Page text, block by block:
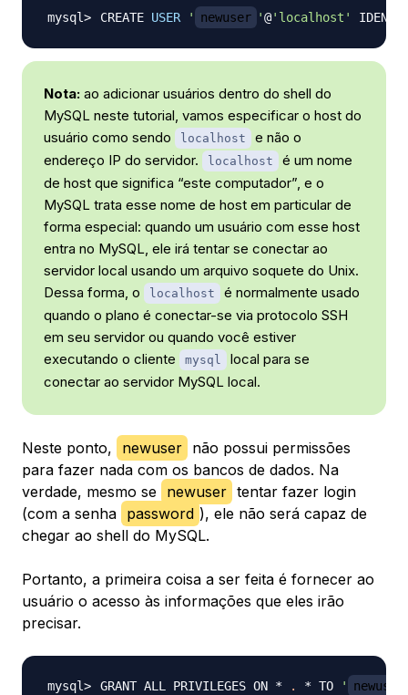
CREATE USER ' newuser '@'localhost'
Nota: ao adicionar usuários dentro do shell do
MySQL neste tutorial, vamos especificar o host do
usuário como sendo
localhost
e não o
endereço IP do servidor.
localhost
é um nome
de host que significa “este computador”, e o
MySQL trata esse nome de host em particular de
forma especial: quando um usuário com esse host
entra no MySQL, ele irá tentar se conectar ao
servidor local usando um arquivo soquete do Unix.
Dessa forma, o
localhost
é normalmente usado
quando o plano é conectar-se via protocolo SSH
em seu servidor ou quando você estiver
executando o cliente
mysql
local para se
conectar ao servidor MySQL local.
Neste ponto, newuser não possui permissões
para fazer nada com os bancos de dados. Na
verdade, mesmo se newuser tentar fazer login
(com a senha password ), ele não será capaz de
chegar ao shell do MySQL.
Portanto, a primeira coisa a ser feita é fornecer ao
usuário o acesso às informações que eles irão
precisar.
GRANT ALL PRIVILEGES ON * . * TO ' newuser